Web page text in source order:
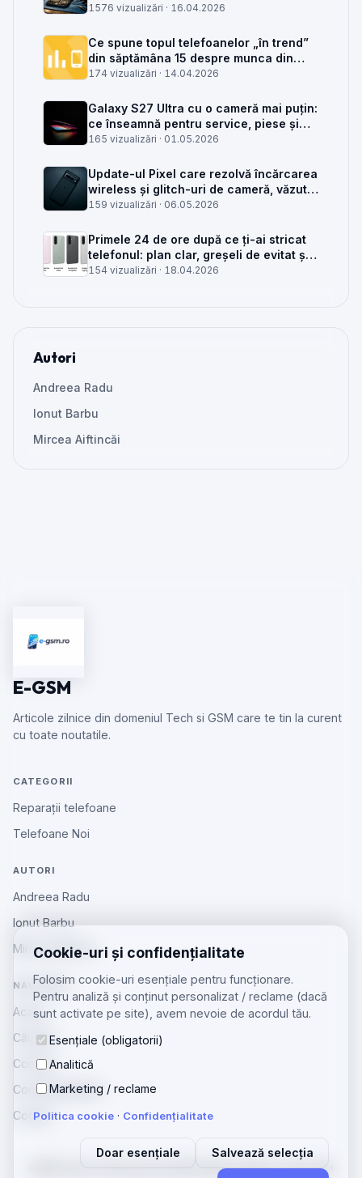
Cookie-uri și confidențialitate
Folosim cookie-uri esențiale pentru funcționare.
Pentru analiză și conținut personalizat / reclame (dacă
sunt activate pe site), avem nevoie de acordul tău.
Esențiale (obligatorii)
Analitică
Marketing / reclame
Politica cookie · Confidențialitate
Doar esențiale Salvează selecția
placa de bază sau din rețea
1576 vizualizări · 16.04.2026
Ce spune topul telefoanelor „în trend”
din săptămâna 15 despre munca din
service GSM
174 vizualizări · 14.04.2026
Galaxy S27 Ultra cu o cameră mai puțin:
ce înseamnă pentru service, piese și
client
165 vizualizări · 01.05.2026
Update-ul Pixel care rezolvă încărcarea
wireless și glitch-uri de cameră, văzut
din service
159 vizualizări · 06.05.2026
Primele 24 de ore după ce ți-ai stricat
telefonul: plan clar, greșeli de evitat și
când mai merită reparat
154 vizualizări · 18.04.2026
Autori
Andreea Radu
Ionut Barbu
Mircea Aiftincăi
E-GSM
Articole zilnice din domeniul Tech si GSM care te tin la curent
cu toate noutatile.
CATEGORII
Reparații telefoane
Telefoane Noi
AUTORI
Andreea Radu
Ionut Barbu
Mircea Aiftincăi
NAVIGARE
Acasă
Căutare
Contact
Confidențialitate
Cookie
Telefoane Beiuș·Licitații GSM